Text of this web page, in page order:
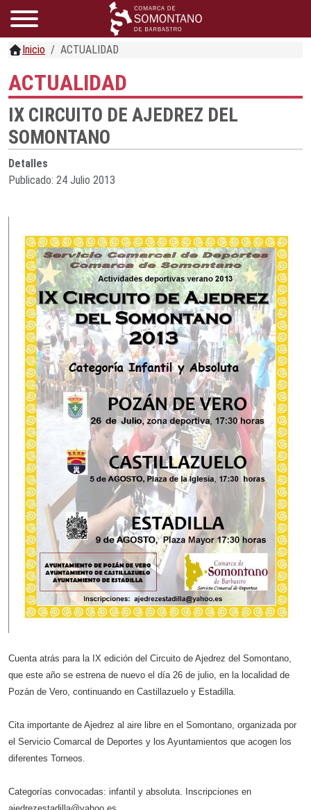
Inicio ACTUALIDAD
ACTUALIDAD
IX CIRCUITO DE AJEDREZ DEL
SOMONTANO
Detalles
Publicado: 24 Julio 2013
Cuenta atrás para la IX edición del Circuito de Ajedrez del Somontano,
que este año se estrena de nuevo el día 26 de julio, en la localidad de
Pozán de Vero, continuando en Castillazuelo y Estadilla.
Cita importante de Ajedrez al aire libre en el Somontano, organizada por
el Servicio Comarcal de Deportes y los Ayuntamientos que acogen los
diferentes Torneos.
Categorías convocadas: infantil y absoluta. Inscripciones en